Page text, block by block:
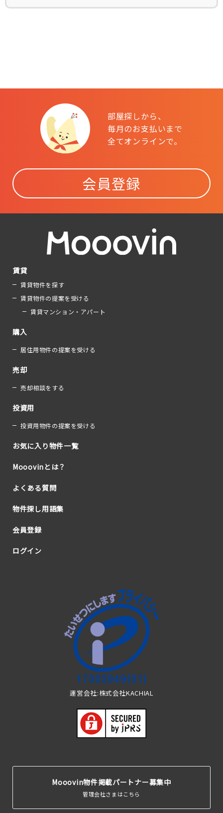
部屋探しから、
毎月のお支払いまで
全てオンラインで。
会員登録
賃貸
賃貸物件を探す
賃貸物件の提案を受ける
賃貸マンション・アパート
購入
居住用物件の提案を受ける
売却
売却相談をする
投資用
投資用物件の提案を受ける
お気に入り物件一覧
Mooovinとは？
よくある質問
物件探し用語集
会員登録
ログイン
運営会社:株式会社KACHIAL
Mooovin物件掲載パートナー募集中
管理会社さまはこちら